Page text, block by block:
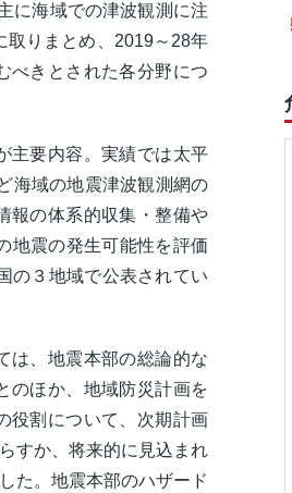
に海域での津波観測に注
取りまとめ、2019～28年
べきとされた各分野につ
主要内容。実績では太平
海域の地震津波観測網の
報の体系的収集・整備や
地震の発生可能性を評価
の３地域で公表されてい
は、地震本部の総論的な
のほか、地域防災計画を
役割について、次期計画
すか、将来的に見込まれ
た。地震本部のハザード